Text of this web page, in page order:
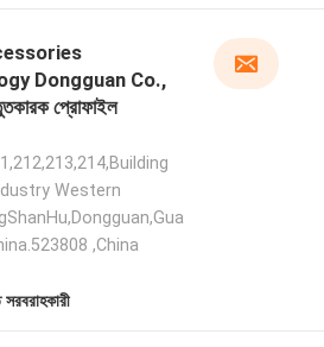
Dongguan Co.,
প্রোফাইল
Western
,China